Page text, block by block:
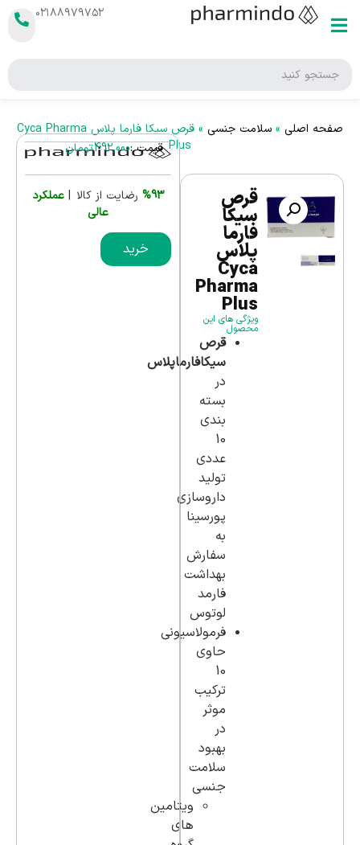
۰۲۱۸۸۹۷۹۷۵۲
صفحه اصلی » سلامت جنسی »
قرص سیکا فارما پلاس Cyca Pharma
Plus
قرص
سیکا
فارما
پلاس
Cyca
Pharma
Plus
ویژگی های این
محصول
قرص
سیکافارماپلاس
در
بسته
بندی
10
عددی
تولید
داروسازی
پورسینا
به
سفارش
بهداشت
فارمد
لوتوس
فرمولاسیونی
حاوی
10
ترکیب
موثر
در
بهبود
سلامت
جنسی
ویتامین
های
قیمت :492,000تومان
%93 رضایت از کالا | عملکرد
عالی
خرید